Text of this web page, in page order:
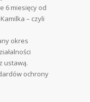
6 miesięcy od
– czyli
okres
ustawą.
ochrony